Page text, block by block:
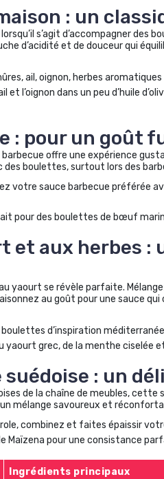
: un
s’agit d’accompagner des
d’acidité et de douceur qui
ail, oignon, herbes aromatiques
et l’oignon dans un peu d’huile
: pour un goût
barbecue offre une expérience
des boulettes, surtout lors des
votre sauce barbecue préférée
pour des boulettes de bœuf
et aux herbes :
yaourt se révèle parfaite.
au goût pour une sauce
d’inspiration
yaourt grec, de la menthe ciselée
suédoise : un
de la chaîne de meubles, cette
mélange savoureux et
combinez et faites épaissir
Maïzena pour une consistance
Ingrédients principaux